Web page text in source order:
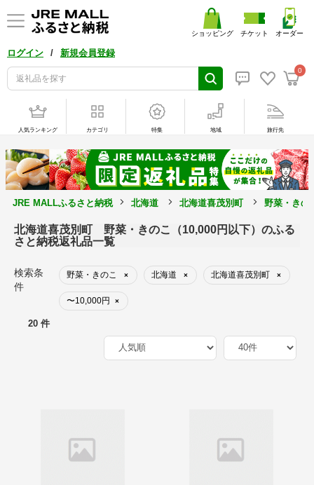
ログイン / 新規会員登録
0
ショッピング チケット オーダー
人気ランキング カテゴリ 特集 地域 旅行先
JRE MALLふるさと納税 北海道 北海道喜茂別町 野菜・きの
北海道喜茂別町 野菜・きのこ（10,000円以下）のふる
さと納税返礼品一覧
検索条
件
野菜・きのこ × 北海道 × 北海道喜茂別町 ×
〜10,000円 ×
20 件